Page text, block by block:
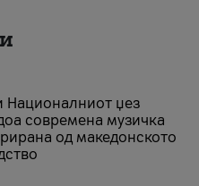
Националниот џез
современа музичка
од македонското